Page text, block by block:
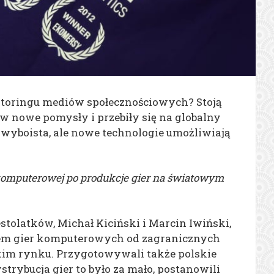
mediów społecznościowych? Stoją
pomysły i przebiły się na globalny
ale nowe technologie umożliwiają
po produkcje gier na światowym
Michał Kiciński i Marcin Iwiński,
gier komputerowych od zagranicznych
rynku. Przygotowywali także polskie
gier to było za mało, postanowili